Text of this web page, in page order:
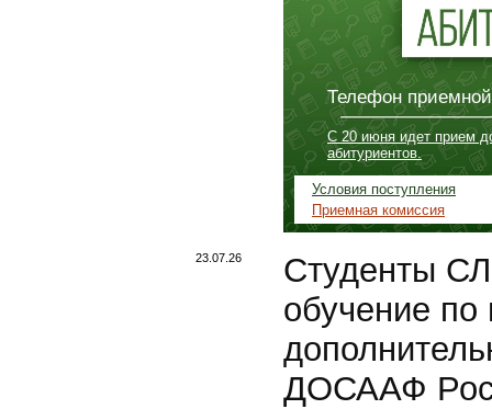
Телефон
С 20 июня идет прием
абитуриентов.
Условия поступления
Приемная комиссия
23.07.26
Студенты
обучение по
ДОСААФ